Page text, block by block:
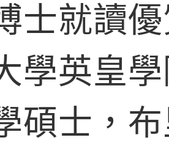
士就讀
學英皇
碩士，